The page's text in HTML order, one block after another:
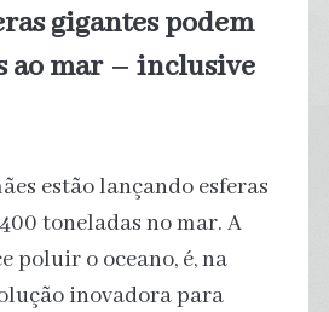
gigantes podem
ao mar – inclusive
estão lançando esferas
toneladas no mar. A
poluir o oceano, é, na
inovadora para